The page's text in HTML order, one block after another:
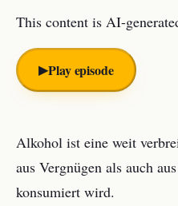
This content is AI-
▶︎Play episode
Alkohol ist eine weit
aus Vergnügen als auch
konsumiert wird.